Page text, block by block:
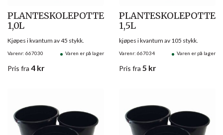
PLANTESKOLEPOTTE
1,0L
Varenr: 667030 Varen er på lager
Kjøpes i kvantum av 45 stykk.
Pris fra 4 kr
PLANTESKOLEPOTTE
1,5L
Varenr: 667034 Varen er på lager
kjøpes i kvantum av 105 stykk.
Pris fra 5 kr